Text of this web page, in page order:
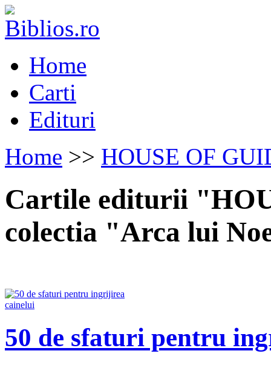
Home
Carti
Edituri
Home >> HOUSE OF
Cartile editurii
colectia "Arca lui
50 de sfaturi pentru